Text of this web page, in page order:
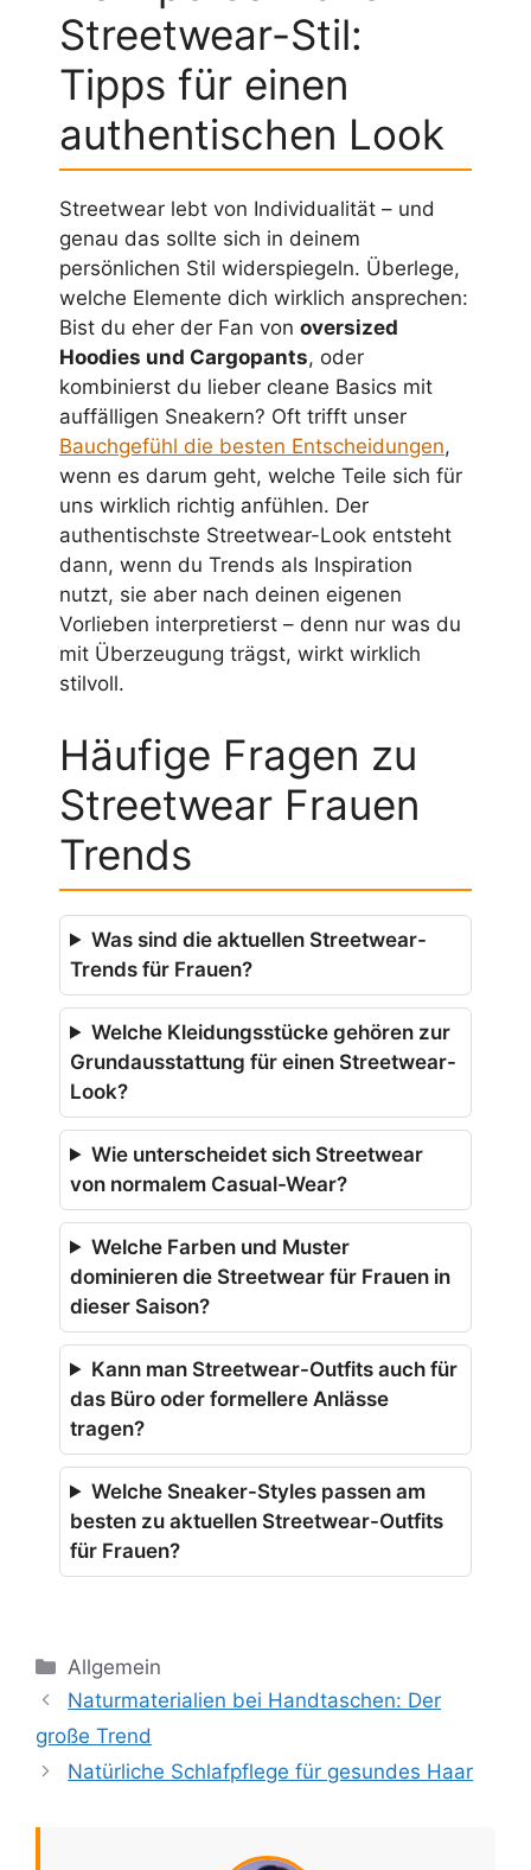
Streetwear-Stil:
Tipps für einen
authentischen Look
Streetwear lebt von Individualität – und
genau das sollte sich in deinem
persönlichen Stil widerspiegeln. Überlege,
welche Elemente dich wirklich ansprechen:
Bist du eher der Fan von oversized
Hoodies und Cargopants, oder
kombinierst du lieber cleane Basics mit
auffälligen Sneakern? Oft trifft unser
Bauchgefühl die besten Entscheidungen,
wenn es darum geht, welche Teile sich für
uns wirklich richtig anfühlen. Der
authentischste Streetwear-Look entsteht
dann, wenn du Trends als Inspiration
nutzt, sie aber nach deinen eigenen
Vorlieben interpretierst – denn nur was du
mit Überzeugung trägst, wirkt wirklich
stilvoll.
Häufige Fragen zu
Streetwear Frauen
Trends
Was sind die aktuellen Streetwear-
Trends für Frauen?
Welche Kleidungsstücke gehören zur
Grundausstattung für einen Streetwear-
Look?
Wie unterscheidet sich Streetwear
von normalem Casual-Wear?
Welche Farben und Muster
dominieren die Streetwear für Frauen in
dieser Saison?
Kann man Streetwear-Outfits auch für
das Büro oder formellere Anlässe
tragen?
Welche Sneaker-Styles passen am
besten zu aktuellen Streetwear-Outfits
für Frauen?
Kategorien
Allgemein
Naturmaterialien bei Handtaschen: Der
große Trend
Natürliche Schlafpflege für gesundes Haar